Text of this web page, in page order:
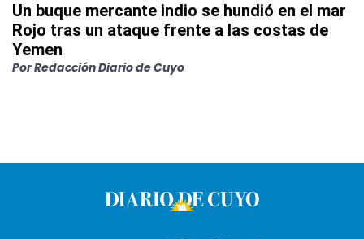
Un buque mercante indio se hundió en el mar
Rojo tras un ataque frente a las costas de
Yemen
PorRedacción Diario de Cuyo